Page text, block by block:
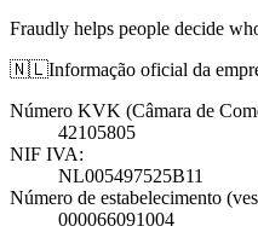
Fraudly helps people decide
🇳🇱Informação oficial da
Número KVK (Câmara de
42105805
NIF IVA:
NL005497525B11
Número de estabelecimento
000066091004